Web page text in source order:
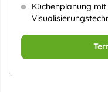
Küchenplanung